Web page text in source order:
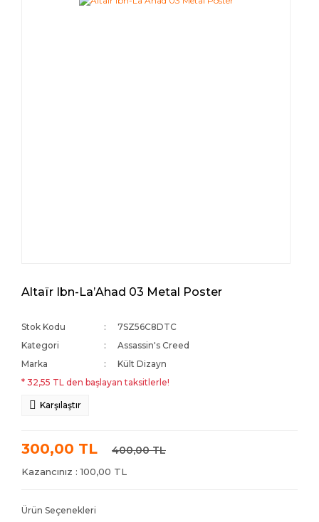
Altaïr Ibn-LaʼAhad 03 Metal Poster
Stok Kodu
7SZ56C8DTC
Kategori
Assassin's Creed
Marka
Kült Dizayn
* 32,55 TL den başlayan taksitlerle!
Karşılaştır
300,00 TL 400,00 TL
Kazancınız : 100,00 TL
Ürün Seçenekleri